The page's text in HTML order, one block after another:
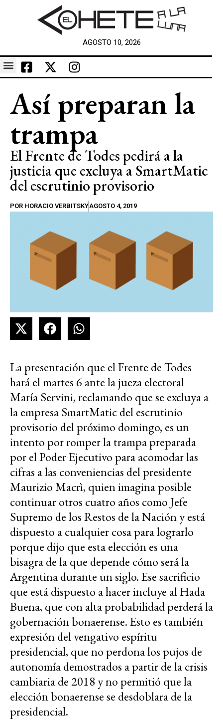
AGOSTO 10, 2026
Así preparan la
trampa
El Frente de Todes pedirá a la
justicia que excluya a SmartMatic
del escrutinio provisorio
POR HORACIO VERBITSKYAGOSTO 4, 2019
La presentación que el Frente de Todes
hará el martes 6 ante la jueza electoral
María Servini, reclamando que se excluya a
la empresa SmartMatic del escrutinio
provisorio del próximo domingo, es un
intento por romper la trampa preparada
por el Poder Ejecutivo para acomodar las
cifras a las conveniencias del presidente
Maurizio Macrì, quien imagina posible
continuar otros cuatro años como Jefe
Supremo de los Restos de la Nación y está
dispuesto a cualquier cosa para lograrlo
porque dijo que esta elección es una
bisagra de la que depende cómo será la
Argentina durante un siglo. Ese sacrificio
que está dispuesto a hacer incluye al Hada
Buena, que con alta probabilidad perderá la
gobernación bonaerense. Esto es también
expresión del vengativo espíritu
presidencial, que no perdona los pujos de
autonomía demostrados a partir de la crisis
cambiaria de 2018 y no permitió que la
elección bonaerense se desdoblara de la
presidencial.